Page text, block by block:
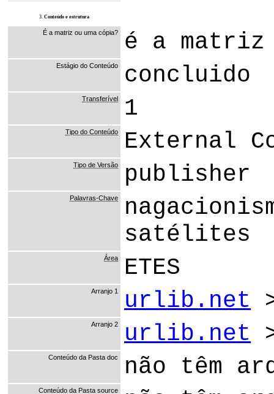
3. Conteúdo e estrutura
É a matriz ou uma cópia? é a matriz
Estágio do Conteúdo concluido
Transferível 1
Tipo do Conteúdo External
Tipo de Versão publisher
Palavras-Chave
satélites
Área ETES
Arranjo 1 urlib.net
Arranjo 2 urlib.net
Conteúdo da Pasta doc não têm
Conteúdo da Pasta source